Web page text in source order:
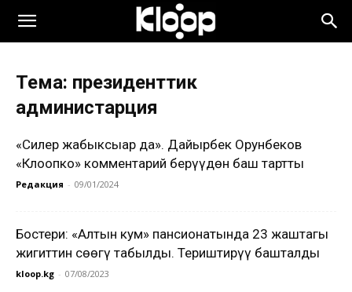
Тема: президенттик
администарция
«Силер жабыксыңар да». Дайырбек Орунбеков
«Клоопко» комментарий берүүдөн баш тартты
Редакция - 09/01/2024
Бостери: «Алтын кум» пансионатында 23 жаштагы
жигиттин сөөгү табылды. Териштирүү башталды
kloop.kg - 07/08/2023